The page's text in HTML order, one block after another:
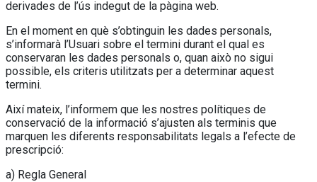
derivades de l’ús indegut de la pàgina web.
En el moment en què s’obtinguin les dades personals,
s’informarà l’Usuari sobre el termini durant el qual es
conservaran les dades personals o, quan això no sigui
possible, els criteris utilitzats per a determinar aquest
termini.
Així mateix, l’informem que les nostres polítiques de
conservació de la informació s’ajusten als terminis que
marquen les diferents responsabilitats legals a l’efecte de
prescripció:
a) Regla General